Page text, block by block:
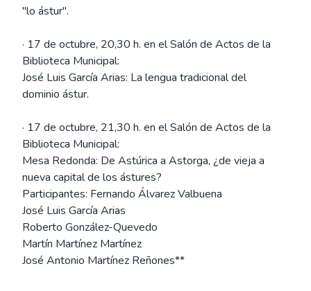
"lo ástur".
· 17 de octubre, 20,30 h. en el Salón de Actos de la
Biblioteca Municipal:
José Luis García Arias: La lengua tradicional del
dominio ástur.
· 17 de octubre, 21,30 h. en el Salón de Actos de la
Biblioteca Municipal:
Mesa Redonda: De Astúrica a Astorga, ¿de vieja a
nueva capital de los ástures?
Participantes: Fernando Álvarez Valbuena
José Luis García Arias
Roberto González-Quevedo
Martín Martínez Martínez
José Antonio Martínez Reñones**